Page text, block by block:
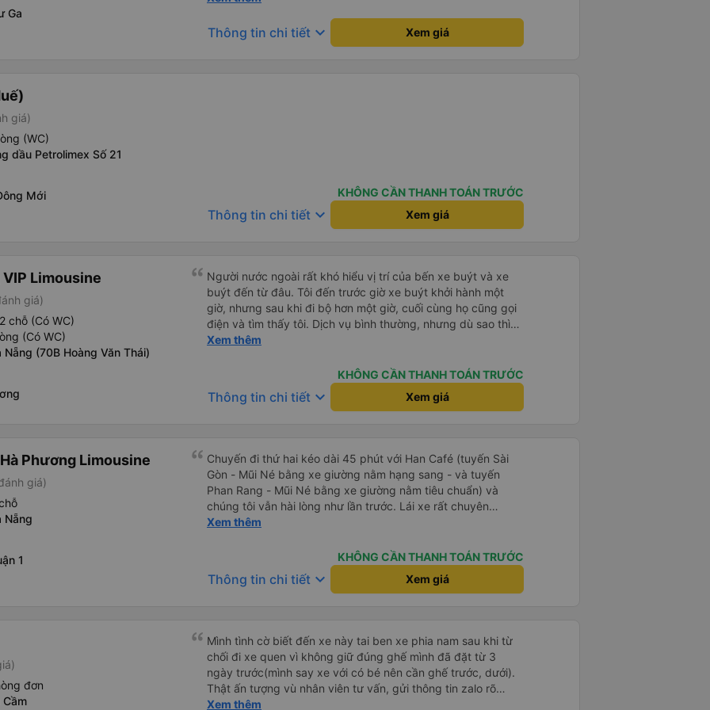
Ga
rất hài lòng. Cảm ơn rất nhiều vì tất cả mọi thứ. Mọi thứ đều
vượt quá mong đợi của tôi. Nếu bạn muốn đi du lịch an toàn
Thông tin chi tiết keyboard_arrow_down Xem giá
giá)
(WC)
dầu Petrolimex Số 21
Mới
KHÔNG CẦN THANH TOÁN TRƯỚC
Thông tin chi tiết keyboard_arrow_down Xem giá
Limousine
giá)
chỗ (Có WC)
(Có WC)
Nẵng (70B Hoàng Văn Thái)
Người nước ngoài rất khó hiểu vị trí của bến xe buýt và xe
buýt đến từ đâu. Tôi đến trước giờ xe buýt khởi hành một
giờ, nhưng sau khi đi bộ hơn một giờ, cuối cùng họ cũng gọi
điện và tìm thấy tôi. Dịch vụ bình thường, nhưng dù sao thì
tôi ngủ ngon hơn ở khách sạn vì tôi rất thoải mái. Sẽ tuyệt
cho điểm tối đa. Cảm ơn bạn rất nhiều.
Xem thêm
KHÔNG CẦN THANH TOÁN TRƯỚC
Thông tin chi tiết keyboard_arrow_down Xem giá
Phương Limousine
giá)
Nẵng
1
Chuyến đi thứ hai kéo dài 45 phút với Han Café (tuyến Sài
Gòn - Mũi Né bằng xe giường nằm hạng sang - và tuyến
Phan Rang - Mũi Né bằng xe giường nằm tiêu chuẩn) và
chúng tôi vẫn hài lòng như lần trước. Lái xe rất chuyên
nghiệp, nhân viên vô cùng chu đáo (họ kiểm tra xem mọi thứ
nồng nhiệt cùng cung cấp thông tin hữu ích tại điểm đón).
Xe sạch sẽ và thoải mái, và việc liên lạc rất hoàn hảo (họ gửi
tin nhắn WhatsApp nhắc nhở chúng tôi về chuyến đi và điểm
chí còn sắp xếp điểm xuống xe cho chúng tôi vì chúng tôi đã
đến nhầm địa điểm. Xe giường nằm tiêu chuẩn của họ vẫn
rất thoải mái và có một số điểm dừng thuận tiện. So với một
công ty &quot;cabin VIP&quot; khác mà tôi từng trải nghiệm
cảm giác nguy hiểm (lái xe nguy hiểm và không thoải mái
Xem thêm
KHÔNG CẦN THANH TOÁN TRƯỚC
Thông tin chi tiết keyboard_arrow_down Xem giá
đơn
Cầm
Mình tình cờ biết đến xe này tai ben xe phia nam sau khi từ
chối đi xe quen vì không giữ đúng ghế mình đã đặt từ 3
ngày trước(mình say xe với có bé nên cần ghế trước, dưới).
Thật ấn tượng vù nhân viên tư vấn, gửi thông tin zalo rõ
ràng, chuyên nghiệp. Đi đúng giờ, xe mới toanh, sạch sẽ
Xem thêm